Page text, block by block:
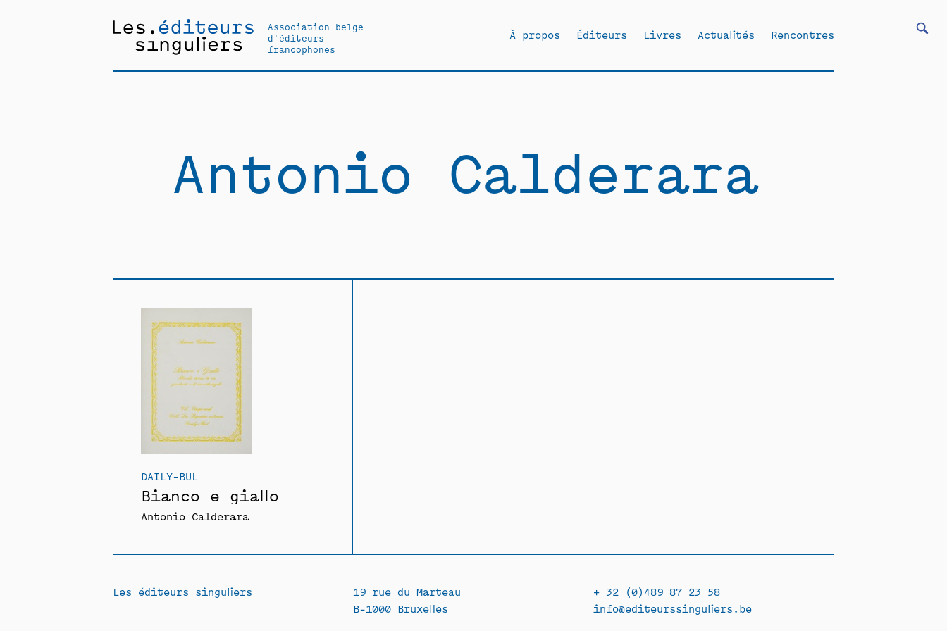
Association belge
d'éditeurs
francophones
À propos Éditeurs Livres Actualités Rencontres
Antonio Calderara
DAILY-BUL
Bianco e giallo
Antonio Calderara
Les éditeurs singuliers
19 rue du Marteau
B-1000 Bruxelles
+ 32 (0)489 87 23 58
info@editeurssinguliers.be